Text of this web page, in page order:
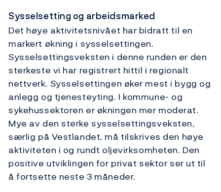
Sysselsetting og arbeidsmarked
Det høye aktivitetsnivået har bidratt til en
markert økning i sysselsettingen.
Sysselsettingsveksten i denne runden er den
sterkeste vi har registrert hittil i regionalt
nettverk. Sysselsettingen øker mest i bygg og
anlegg og tjenesteyting. I kommune- og
sykehussektoren er økningen mer moderat.
Mye av den sterke sysselsettingsveksten,
særlig på Vestlandet, må tilskrives den høye
aktiviteten i og rundt oljevirksomheten. Den
positive utviklingen for privat sektor ser ut til
å fortsette neste 3 måneder.